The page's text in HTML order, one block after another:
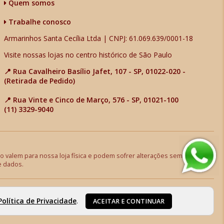
Quem somos
Trabalhe conosco
Armarinhos Santa Cecília Ltda | CNPJ: 61.069.639/0001-18
Visite nossas lojas no centro histórico de São Paulo
📍 Rua Cavalheiro Basílio Jafet, 107 - SP, 01022-020 -
(Retirada de Pedido)
📍 Rua Vinte e Cinco de Março, 576 - SP, 01021-100
(11) 3329-9040
para nossa loja física e podem sofrer alterações sem aviso
dados.
de Privacidade. ACEITAR E CONTINUAR